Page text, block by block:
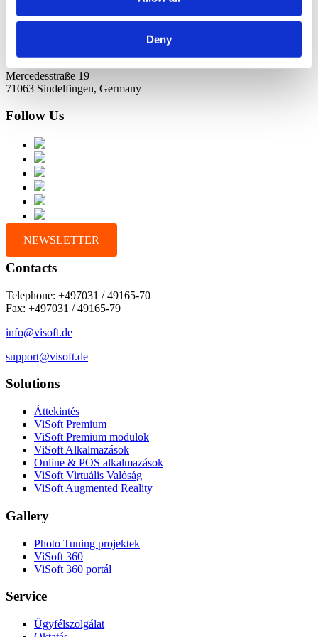
Deny
Mercedesstraße 19
71063 Sindelfingen, Germany
Follow Us
NEWSLETTER
Contacts
Telephone: +497031 / 49165-70
Fax: +497031 / 49165-79
info@visoft.de
support@visoft.de
Solutions
Áttekintés
ViSoft Premium
ViSoft Premium modulok
ViSoft Alkalmazások
Online & POS alkalmazások
ViSoft Virtuális Valóság
ViSoft Augmented Reality
Gallery
Photo Tuning projektek
ViSoft 360
ViSoft 360 portál
Service
Ügyfélszolgálat